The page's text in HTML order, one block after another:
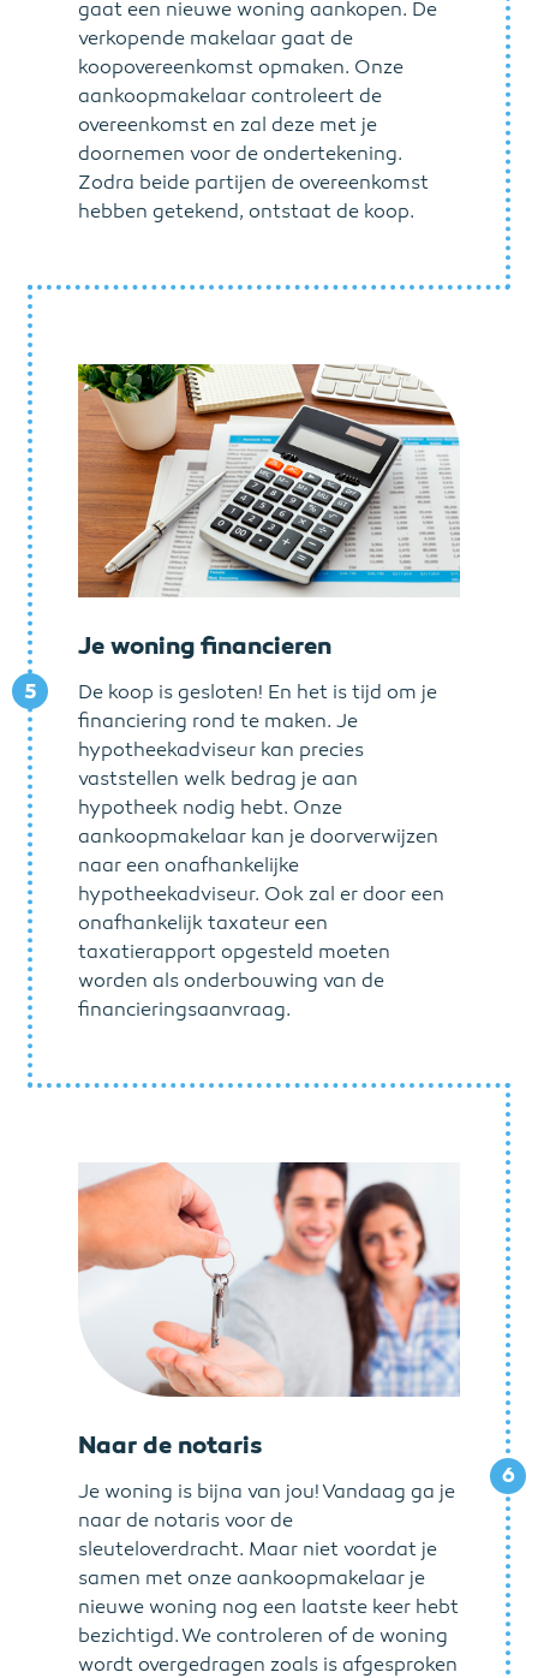
gaat een nieuwe woning aankopen. De
verkopende makelaar gaat de
koopovereenkomst opmaken. Onze
aankoopmakelaar controleert de
overeenkomst en zal deze met je
doornemen voor de ondertekening.
Zodra beide partijen de overeenkomst
hebben getekend, ontstaat de koop.
5
Je woning financieren
De koop is gesloten! En het is tijd om je
financiering rond te maken. Je
hypotheekadviseur kan precies
vaststellen welk bedrag je aan
hypotheek nodig hebt. Onze
aankoopmakelaar kan je doorverwijzen
naar een onafhankelijke
hypotheekadviseur. Ook zal er door een
onafhankelijk taxateur een
taxatierapport opgesteld moeten
worden als onderbouwing van de
financieringsaanvraag.
6
Naar de notaris
Je woning is bijna van jou! Vandaag ga je
naar de notaris voor de
sleuteloverdracht. Maar niet voordat je
samen met onze aankoopmakelaar je
nieuwe woning nog een laatste keer hebt
bezichtigd. We controleren of de woning
wordt overgedragen zoals is afgesproken